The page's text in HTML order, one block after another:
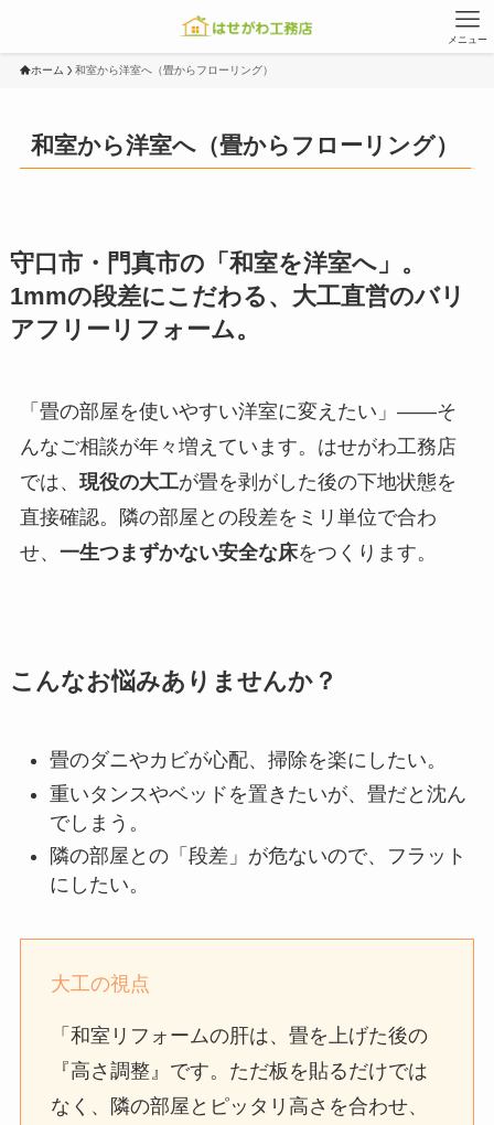
メニュー
ホーム 和室から洋室へ（畳からフローリング）
和室から洋室へ（畳からフローリング）
守口市・門真市の「和室を洋室へ」。
1mmの段差にこだわる、大工直営のバリ
アフリーリフォーム。
「畳の部屋を使いやすい洋室に変えたい」——そ
んなご相談が年々増えています。はせがわ工務店
では、 現役の大工が畳を剥がした後の下地状態を
直接確認。隣の部屋との段差をミリ単位で合わ
せ、 一生つまずかない安全な床をつくります。
こんなお悩みありませんか？
畳のダニやカビが心配、掃除を楽にしたい。
重いタンスやベッドを置きたいが、畳だと沈ん
でしまう。
隣の部屋との「段差」が危ないので、フラット
にしたい。
大工の視点
「和室リフォームの肝は、畳を上げた後の
『高さ調整』です。ただ板を貼るだけでは
なく、隣の部屋とピッタリ高さを合わせ、